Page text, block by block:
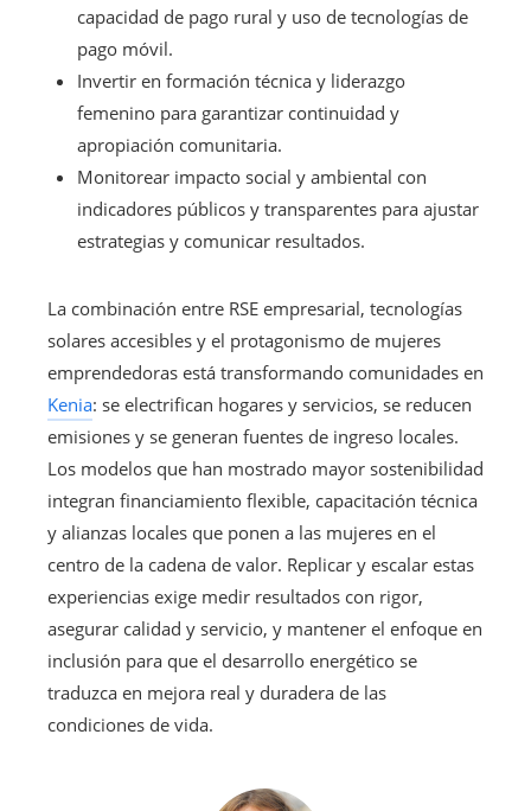
capacidad de pago rural y uso de tecnologías de
pago móvil.
Invertir en formación técnica y liderazgo
femenino para garantizar continuidad y
apropiación comunitaria.
Monitorear impacto social y ambiental con
indicadores públicos y transparentes para ajustar
estrategias y comunicar resultados.
La combinación entre RSE empresarial, tecnologías
solares accesibles y el protagonismo de mujeres
emprendedoras está transformando comunidades en
Kenia: se electrifican hogares y servicios, se reducen
emisiones y se generan fuentes de ingreso locales.
Los modelos que han mostrado mayor sostenibilidad
integran financiamiento flexible, capacitación técnica
y alianzas locales que ponen a las mujeres en el
centro de la cadena de valor. Replicar y escalar estas
experiencias exige medir resultados con rigor,
asegurar calidad y servicio, y mantener el enfoque en
inclusión para que el desarrollo energético se
traduzca en mejora real y duradera de las
condiciones de vida.